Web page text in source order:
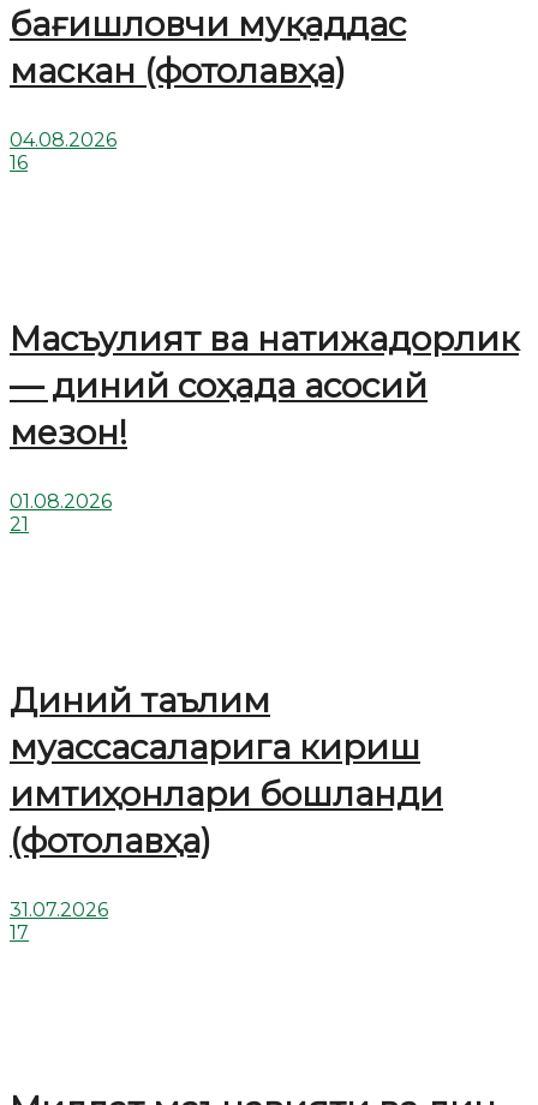
бағишловчи муқаддас
маскан (фотолавҳа)
04.08.2026
16
Масъулият ва натижадорлик
— диний соҳада асосий
мезон!
01.08.2026
21
Диний таълим
муассасаларига кириш
имтиҳонлари бошланди
(фотолавҳа)
31.07.2026
17